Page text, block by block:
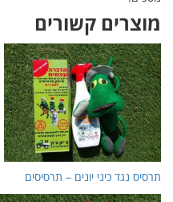
מוצרים קשורים
תרסיס נגד כיני יונים – תרסיסים